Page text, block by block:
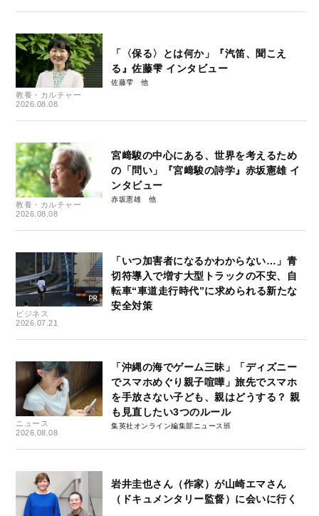
教養・カルチャー
2026.08.08
「〈保る〉とは何か」『汽笛、聞こえ
る』佐藤雫 インタビュー
佐藤雫
教養・カルチャー
2026.08.08
宮﨑駿の中心にある、世界を考えるため
の「問い」『宮﨑駿の詩学』赤坂憲雄 イ
ンタビュー
赤坂憲雄
ビジネス
2026.07.21
「いつ加害者になるかわからない…」青
切符導入で増す大型トラックの不安、自
転車“車道走行時代”に求められる新たな
安全対策
ニュース
2026.08.08
「沖縄の海でゲーム三昧」「ディズニー
でスマホめぐり親子喧嘩」旅先でスマホ
を手放さない子ども、親はどうする？ 親
も見直したい3つのルール
集英社オンライン編集部ニュース班
岩井圭也さん（作家）が山崎エマさん
（ドキュメンタリー監督）に会いに行く